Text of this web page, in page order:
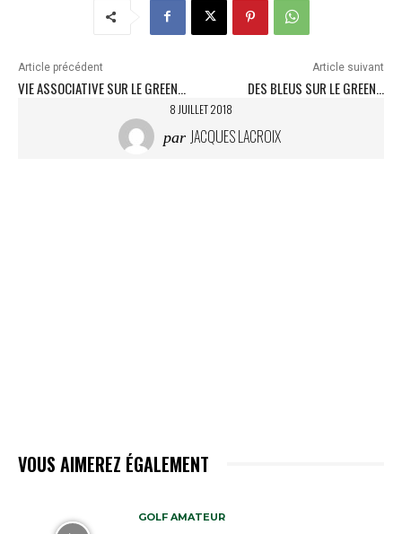
Article précédent
VIE ASSOCIATIVE SUR LE GREEN…
Article suivant
DES BLEUS SUR LE GREEN…
8 JUILLET 2018
par JACQUES LACROIX
VOUS AIMEREZ ÉGALEMENT
GOLF AMATEUR